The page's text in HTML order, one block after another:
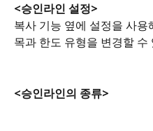
<승인라인 설정>
복사 기능 옆에 설정을 사
목과 한도 유형을 변경할 수
<승인라인의 종류>